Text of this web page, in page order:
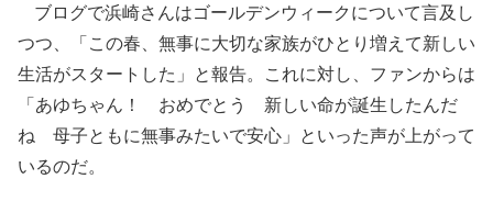
ブログで浜崎さんはゴールデンウィークについて言及し
つつ、「この春、無事に大切な家族がひとり増えて新しい
生活がスタートした」と報告。これに対し、ファンからは
「あゆちゃん！ おめでとう 新しい命が誕生したんだ
ね 母子ともに無事みたいで安心」といった声が上がって
いるのだ。